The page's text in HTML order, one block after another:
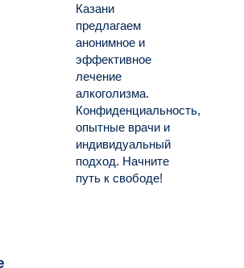
Казани
предлагаем
анонимное и
эффективное
лечение
алкоголизма.
Конфиденциальность,
опытные врачи и
индивидуальный
подход. Начните
путь к свободе!